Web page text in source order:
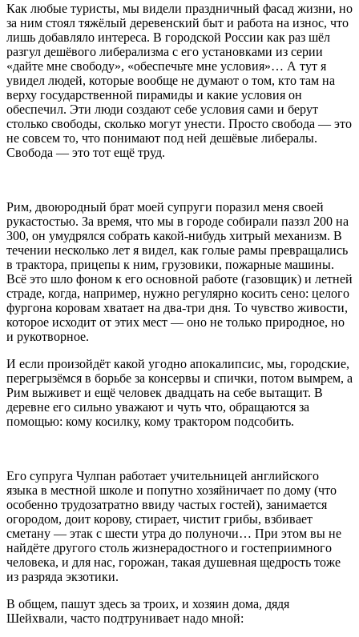
Как любые туристы, мы видели праздничный фасад жизни, но
за ним стоял тяжёлый деревенский быт и работа на износ, что
лишь добавляло интереса. В городской России как раз шёл
разгул дешёвого либерализма с его установками из серии
«дайте мне свободу», «обеспечьте мне условия»… А тут я
увидел людей, которые вообще не думают о том, кто там на
верху государственной пирамиды и какие условия он
обеспечил. Эти люди создают себе условия сами и берут
столько свободы, сколько могут унести. Просто свобода — это
не совсем то, что понимают под ней дешёвые либералы.
Свобода — это тот ещё труд.
Рим, двоюродный брат моей супруги поразил меня своей
рукастостью. За время, что мы в городе собирали паззл 200 на
300, он умудрялся собрать какой-нибудь хитрый механизм. В
течении несколько лет я видел, как голые рамы превращались
в трактора, прицепы к ним, грузовики, пожарные машины.
Всё это шло фоном к его основной работе (газовщик) и летней
страде, когда, например, нужно регулярно косить сено: целого
фургона коровам хватает на два-три дня. То чувство живости,
которое исходит от этих мест — оно не только природное, но
и рукотворное.
И если произойдёт какой угодно апокалипсис, мы, городские,
перегрызёмся в борьбе за консервы и спички, потом вымрем, а
Рим выживет и ещё человек двадцать на себе вытащит. В
деревне его сильно уважают и чуть что, обращаются за
помощью: кому косилку, кому трактором подсобить.
Его супруга Чулпан работает учительницей английского
языка в местной школе и попутно хозяйничает по дому (что
особенно трудозатратно ввиду частых гостей), занимается
огородом, доит корову, стирает, чистит грибы, взбивает
сметану — этак с шести утра до полуночи… При этом вы не
найдёте другого столь жизнерадостного и гостеприимного
человека, и для нас, горожан, такая душевная щедрость тоже
из разряда экзотики.
В общем, пашут здесь за троих, и хозяин дома, дядя
Шейхвали, часто подтрунивает надо мной: